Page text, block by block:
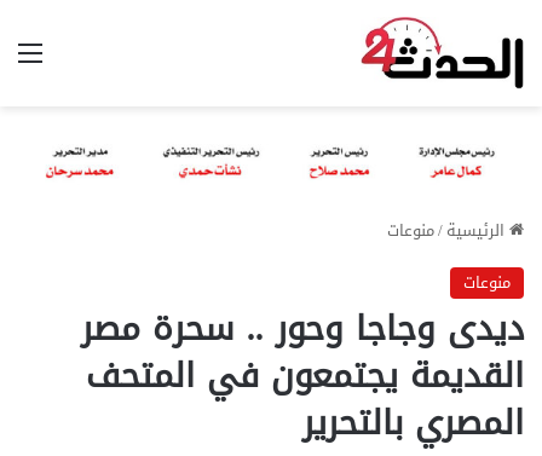
الرئيسية/منوعات
منوعات
ديدى وجاجا وحور .. سحرة مصر
القديمة يجتمعون في المتحف
المصري بالتحرير